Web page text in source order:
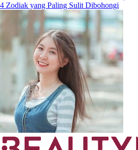
4 Zodiak yang Paling Sulit Dibohongi